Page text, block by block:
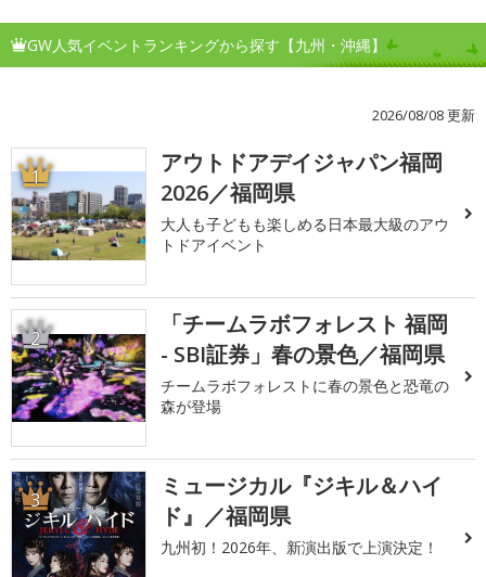
GW人気イベントランキングから探す【九州・沖縄】
2026/08/08 更新
1
アウトドアデイジャパン福岡
2026／福岡県
大人も子どもも楽しめる日本最大級のアウ
トドアイベント
2
「チームラボフォレスト 福岡
- SBI証券」春の景色／福岡県
チームラボフォレストに春の景色と恐竜の
森が登場
3
ミュージカル『ジキル＆ハイ
ド』／福岡県
九州初！2026年、新演出版で上演決定！